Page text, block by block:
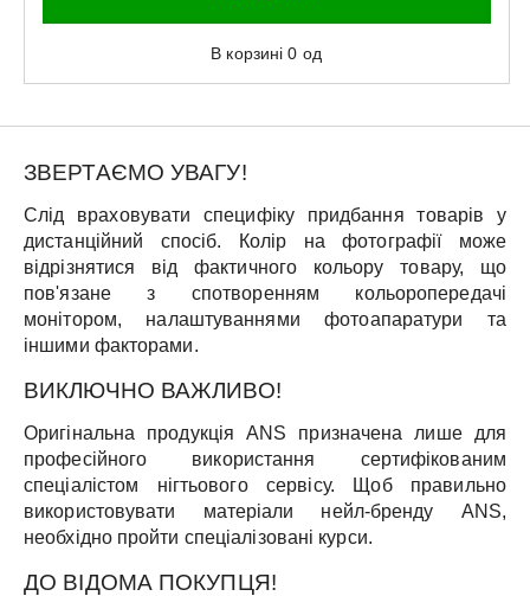
В корзині0 од
ЗВЕРТАЄМО УВАГУ!
Слід враховувати специфіку придбання товарів у
дистанційний спосіб. Колір на фотографії може
відрізнятися від фактичного кольору товару, що
пов'язане з спотворенням кольоропередачі
монітором, налаштуваннями фотоапаратури та
іншими факторами.
ВИКЛЮЧНО ВАЖЛИВО!
Оригінальна продукція ANS призначена лише для
професійного використання сертифікованим
спеціалістом нігтьового сервісу. Щоб правильно
використовувати матеріали нейл-бренду ANS,
необхідно пройти спеціалізовані курси.
ДО ВІДОМА ПОКУПЦЯ!